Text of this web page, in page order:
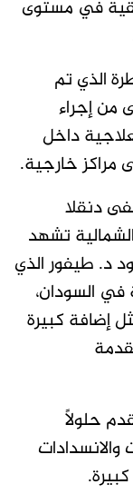
في مستوى
الذي تم
من إجراء
داخل
مراكز خارجية.
دنقلا
تشهد
د. طيفور الذي
السودان،
إضافة كبيرة
حلولاً
والانسدادات